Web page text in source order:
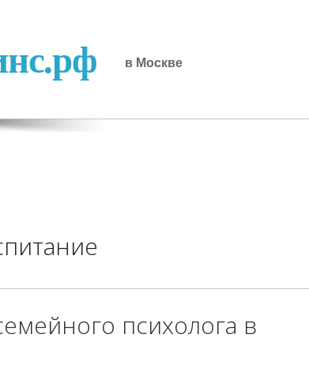
в Москве
психолога в